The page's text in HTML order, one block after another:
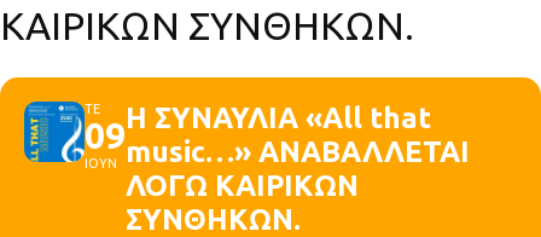
ΚΑΙΡΙΚΩΝ ΣΥΝΘΗΚΩΝ.
ΤΕ
09
ΙΟΥΝ
Η ΣΥΝΑΥΛΙΑ «All that
music…» ΑΝΑΒΑΛΛΕΤΑΙ
ΛΟΓΩ ΚΑΙΡΙΚΩΝ
ΣΥΝΘΗΚΩΝ.